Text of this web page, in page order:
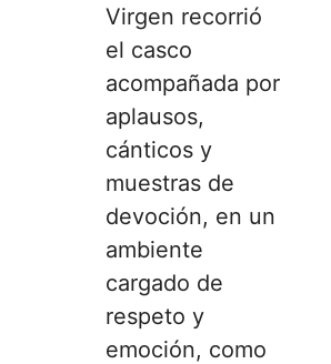
Virgen recorrió
el casco
acompañada por
aplausos,
cánticos y
muestras de
devoción, en un
ambiente
cargado de
respeto y
emoción, como